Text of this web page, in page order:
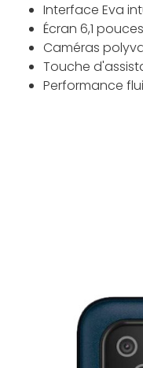
Interface Eva
Écran 6,1
Caméras
Touche
Performance